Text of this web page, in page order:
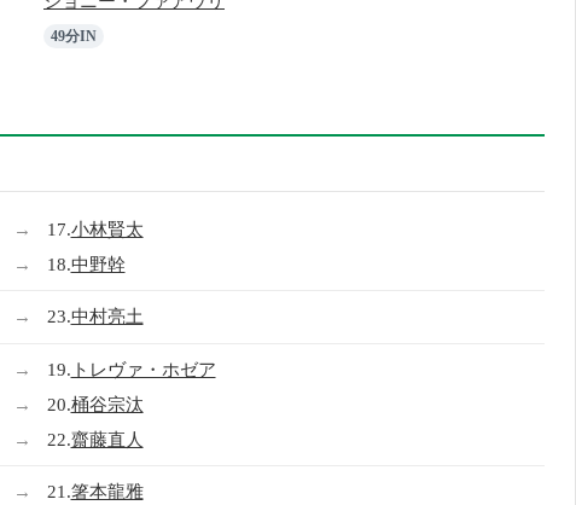
49分IN
→ 17.小林賢太
→ 18.中野幹
→ 23.中村亮土
→ 19. トレヴァ・ホゼア
→ 20.桶谷宗汰
→ 22.齋藤直人
→ 21.箸本龍雅